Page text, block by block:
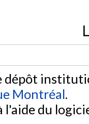
dépôt
Montréal.
l'aide du